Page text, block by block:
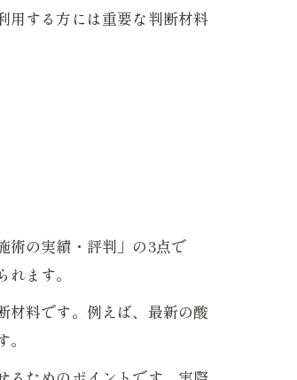
用する方には重要な判断材料
術の実績・評判」の3点で
ます。
材料です。例えば、最新の酸